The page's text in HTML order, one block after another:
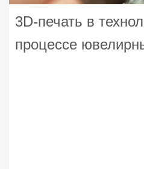
3D-печать в
процессе